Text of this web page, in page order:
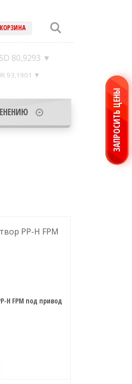
КОРЗИНА
80,9293 ▼
93,1901 ▼
H FPM под привод
ЗАПРОСИТЬ ЦЕНЫ